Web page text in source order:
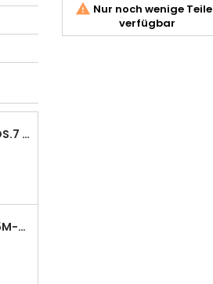
GUMMIAUFLAGE POS.7 FÜR EMCO SWING UND BS 3 - LIEFERVERZÖGERUNG AUGUST/ SEPTEMBER 2026
KEILRIEMEN GATES 5M-690 USA B1 - VEE-BELT - POSITION 23.
 Nur noch wenige Teile
verfügbar